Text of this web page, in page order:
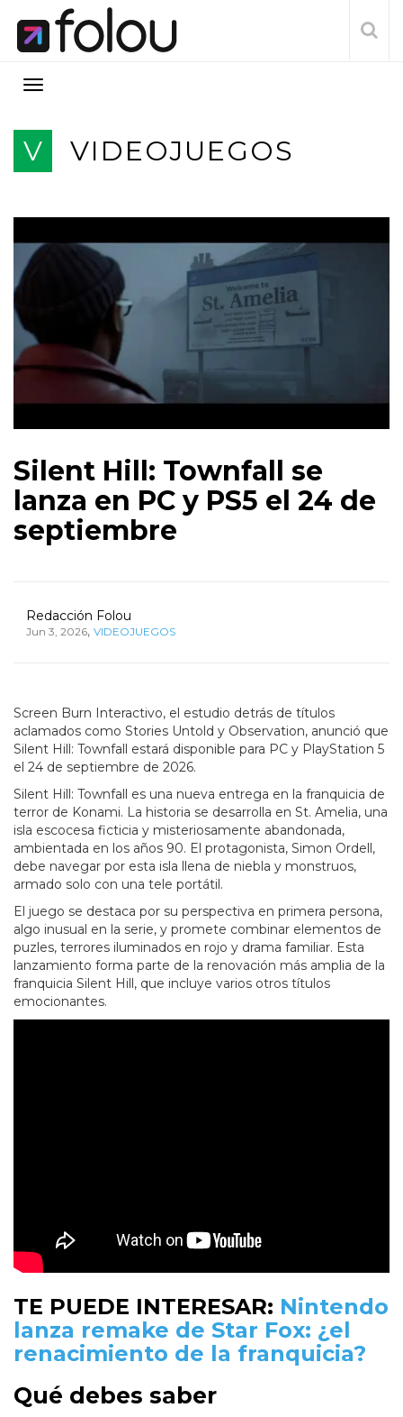
V VIDEOJUEGOS
Silent Hill: Townfall se
lanza en PC y PS5 el 24 de
septiembre
Redacción Folou
Jun 3, 2026, VIDEOJUEGOS
Screen Burn Interactivo, el estudio detrás de títulos
aclamados como Stories Untold y Observation, anunció que
Silent Hill: Townfall estará disponible para PC y PlayStation 5
el 24 de septiembre de 2026.
Silent Hill: Townfall es una nueva entrega en la franquicia de
terror de Konami. La historia se desarrolla en St. Amelia, una
isla escocesa ficticia y misteriosamente abandonada,
ambientada en los años 90. El protagonista, Simon Ordell,
debe navegar por esta isla llena de niebla y monstruos,
armado solo con una tele portátil.
El juego se destaca por su perspectiva en primera persona,
algo inusual en la serie, y promete combinar elementos de
puzles, terrores iluminados en rojo y drama familiar. Esta
lanzamiento forma parte de la renovación más amplia de la
franquicia Silent Hill, que incluye varios otros títulos
emocionantes.
TE PUEDE INTERESAR: Nintendo
lanza remake de Star Fox: ¿el
renacimiento de la franquicia?
Qué debes saber